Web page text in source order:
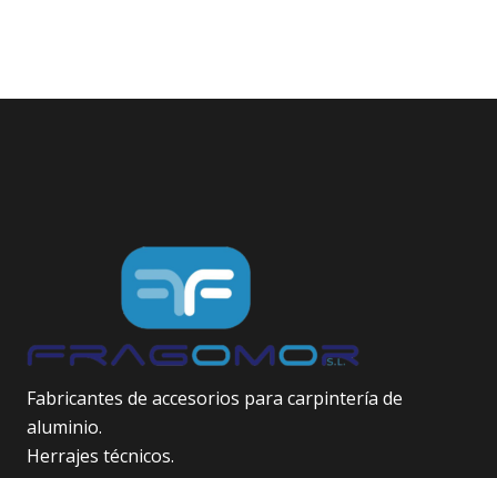
Fabricantes de accesorios para carpintería de
aluminio.
Herrajes técnicos.